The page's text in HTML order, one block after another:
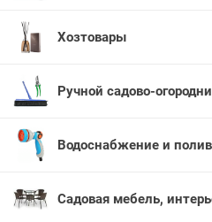
Хозтовары
Ручной садово-
Водоснабжение и полив
Садовая мебель,